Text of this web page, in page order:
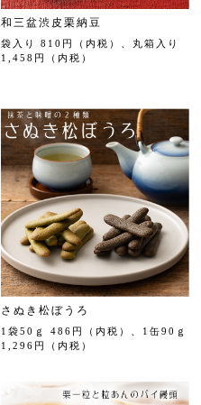
和三盆渋皮栗納豆
袋入り 810円（内税）、丸箱入り
1,458円（内税）
さぬき松ぼうろ
1袋50ｇ 486円（内税）、1缶90ｇ
1,296円（内税）